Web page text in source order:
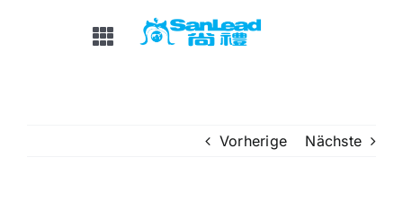
Navigation
Vorherige Nächste